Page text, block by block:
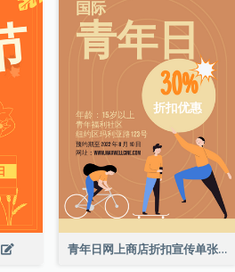
青年日网上商店折扣宣传单张